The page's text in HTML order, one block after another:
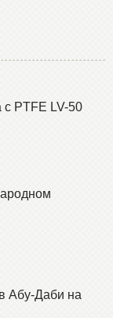
PTFE LV-50
Абу-Даби на